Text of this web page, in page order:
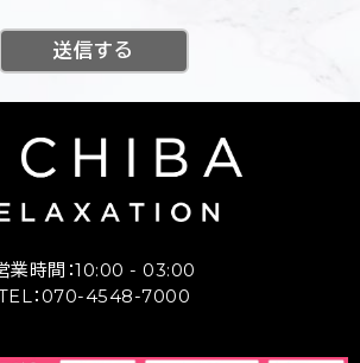
業時間：10:00 - 03:00
：070-4548-7000